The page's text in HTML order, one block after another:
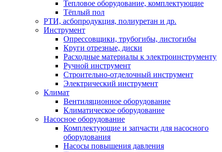
Тепловое оборудование, комплектующие
Тёплый пол
РТИ, асбопродукция, полиуретан и др.
Инструмент
Опрессовщики, трубогибы, листогибы
Круги отрезные, диски
Расходные материалы к электроинструменту
Ручной инструмент
Строительно-отделочный инструмент
Электрический инструмент
Климат
Вентиляционное оборудование
Климатическое оборудование
Насосное оборудование
Комплектующие и запчасти для насосного
оборудования
Насосы повышения давления